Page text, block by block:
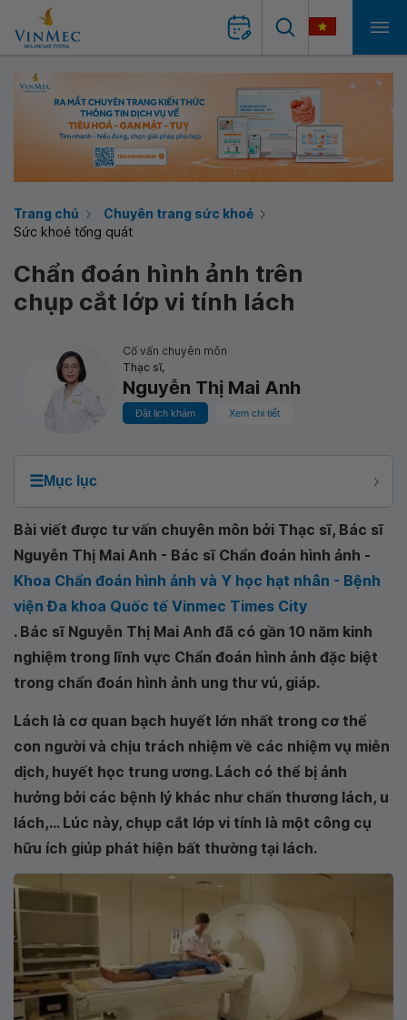
Trang chủ
Chuyên trang sức khoẻ
Sức khoẻ tổng quát
Chẩn đoán hình ảnh trên
chụp cắt lớp vi tính lách
Cố vấn chuyên môn
Thạc sĩ,
Nguyễn Thị Mai Anh
Đặt lịch khám Xem chi tiết
☰Mục lục
Bài viết được tư vấn chuyên môn bởi Thạc sĩ, Bác sĩ
Nguyễn Thị Mai Anh - Bác sĩ Chẩn đoán hình ảnh -
Khoa Chẩn đoán hình ảnh và Y học hạt nhân - Bệnh
viện Đa khoa Quốc tế Vinmec Times City
. Bác sĩ Nguyễn Thị Mai Anh đã có gần 10 năm kinh
nghiệm trong lĩnh vực Chẩn đoán hình ảnh đặc biệt
trong chẩn đoán hình ảnh ung thư vú, giáp.
Lách là cơ quan bạch huyết lớn nhất trong cơ thể
con người và chịu trách nhiệm về các nhiệm vụ miễn
dịch, huyết học trung ương. Lách có thể bị ảnh
hưởng bởi các bệnh lý khác như chấn thương lách, u
lách,... Lúc này, chụp cắt lớp vi tính là một công cụ
hữu ích giúp phát hiện bất thường tại lách.